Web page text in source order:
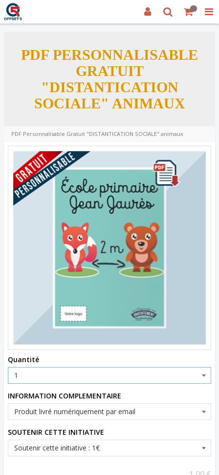
0
PDF PERSONNALISABLE
GRATUIT
"DISTANTICATION
SOCIALE" ANIMAUX
PDF Personnalisable Gratuit "DISTANTICATION SOCIALE" animaux
Quantité
INFORMATION COMPLEMENTAIRE
SOUTENIR CETTE INITIATIVE